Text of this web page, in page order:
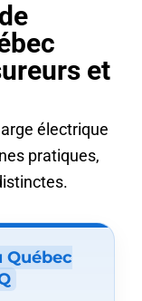
et
électrique
pratiques,
Québec